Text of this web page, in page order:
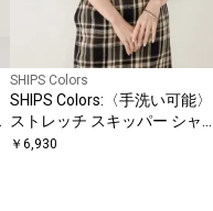
SHIPS Colors
SHIPS Colors:〈手洗い可能〉
ストレッチ スキッパー シャツ
◇
￥ 6,930